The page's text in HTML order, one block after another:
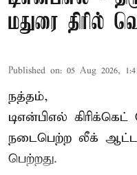
மதுரை திரில்
Published on: 05 Aug 2026,
நத்தம்,
டிஎன்பிஎல்
நடைபெற்ற லீக்
பெற்றது.